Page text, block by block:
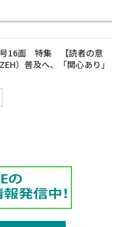
号16面 特集 【読者の意
）普及へ、「関心あり」